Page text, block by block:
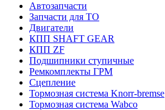
Автозапчасти
Запчасти для ТО
Двигатели
КПП SHAFT GEAR
КПП ZF
Подшипники ступичные
Ремкомплекты ГРМ
Сцепление
Тормозная система Knorr-bremse
Тормозная система Wabco